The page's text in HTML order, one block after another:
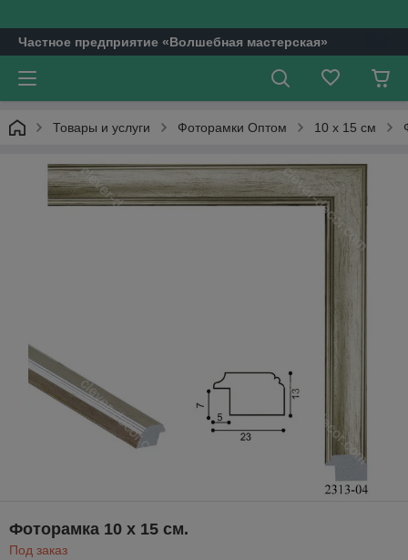
Частное предприятие «Волшебная мастерская»
Товары и услуги Фоторамки Оптом 10 х 15 см
Фоторамка 10 х 15 см.
Под заказ